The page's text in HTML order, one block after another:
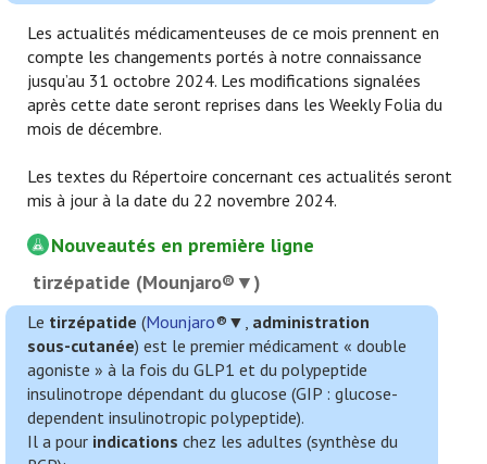
Les actualités médicamenteuses de ce mois prennent en
compte les changements portés à notre connaissance
jusqu’au 31 octobre 2024. Les modifications signalées
après cette date seront reprises dans les Weekly Folia du
mois de décembre.
Les textes du Répertoire concernant ces actualités seront
mis à jour à la date du 22 novembre 2024.
Nouveautés en première ligne
tirzépatide (Mounjaro®▼)
Le tirzépatide (Mounjaro®▼, administration
sous-cutanée) est le premier médicament « double
agoniste » à la fois du GLP1 et du polypeptide
insulinotrope dépendant du glucose (GIP : glucose-
dependent insulinotropic polypeptide).
Il a pour indications chez les adultes (synthèse du